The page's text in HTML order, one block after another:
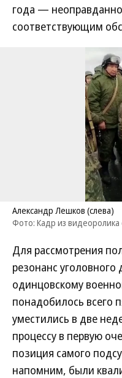
года —
соответствующим
Александр Лешков (слева)
Фото: Кадр из
Для рассмотрения
резонанс
одинцовскому
понадобилось всего
уместились в две
процессу в первую
позиция самого
напомним, были